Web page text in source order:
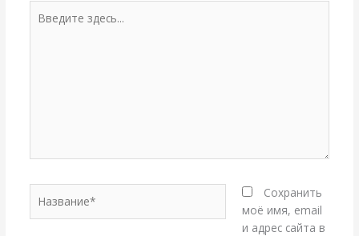
здесь...
Сохранить
моё имя, email
и адрес сайта в